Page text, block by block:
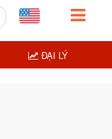
ĐẠI LÝ